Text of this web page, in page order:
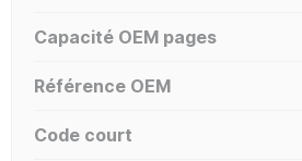
Capacité OEM pages
Référence OEM
Code court